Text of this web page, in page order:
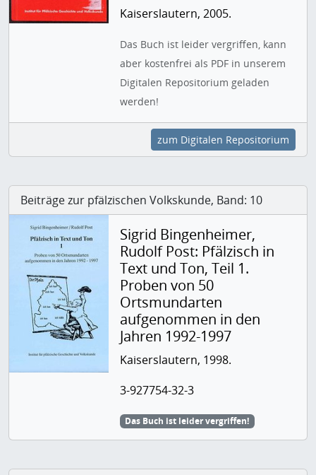
Kaiserslautern, 2005.
Das Buch ist leider vergriffen, kann
aber kostenfrei als PDF in unserem
Digitalen Repositorium geladen
werden!
zum Digitalen Repositorium
Beiträge zur pfälzischen Volkskunde, Band: 10
Sigrid Bingenheimer,
Rudolf Post: Pfälzisch in
Text und Ton, Teil 1.
Proben von 50
Ortsmundarten
aufgenommen in den
Jahren 1992-1997
Kaiserslautern, 1998.
3-927754-32-3
Das Buch ist leider vergriffen!